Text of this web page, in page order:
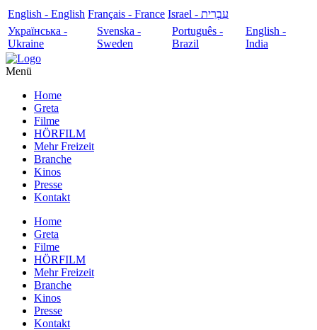
English - English Français - France
עִבְרִית - Israel
Українська -
Ukraine
Svenska -
Sweden
Português -
Brazil
English -
India
Menü
Home
Greta
Filme
HÖRFILM
Mehr Freizeit
Branche
Kinos
Presse
Kontakt
Home
Greta
Filme
HÖRFILM
Mehr Freizeit
Branche
Kinos
Presse
Kontakt